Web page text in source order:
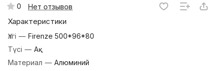
0 Нет отзывов
Характеристики
Үлгі — Firenze 500*96*80
Түсі — Ақ
Материал — Алюминий